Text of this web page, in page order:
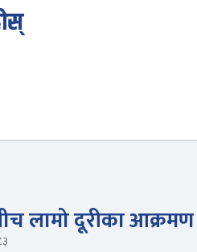
लामो दूरीका आक्रमण